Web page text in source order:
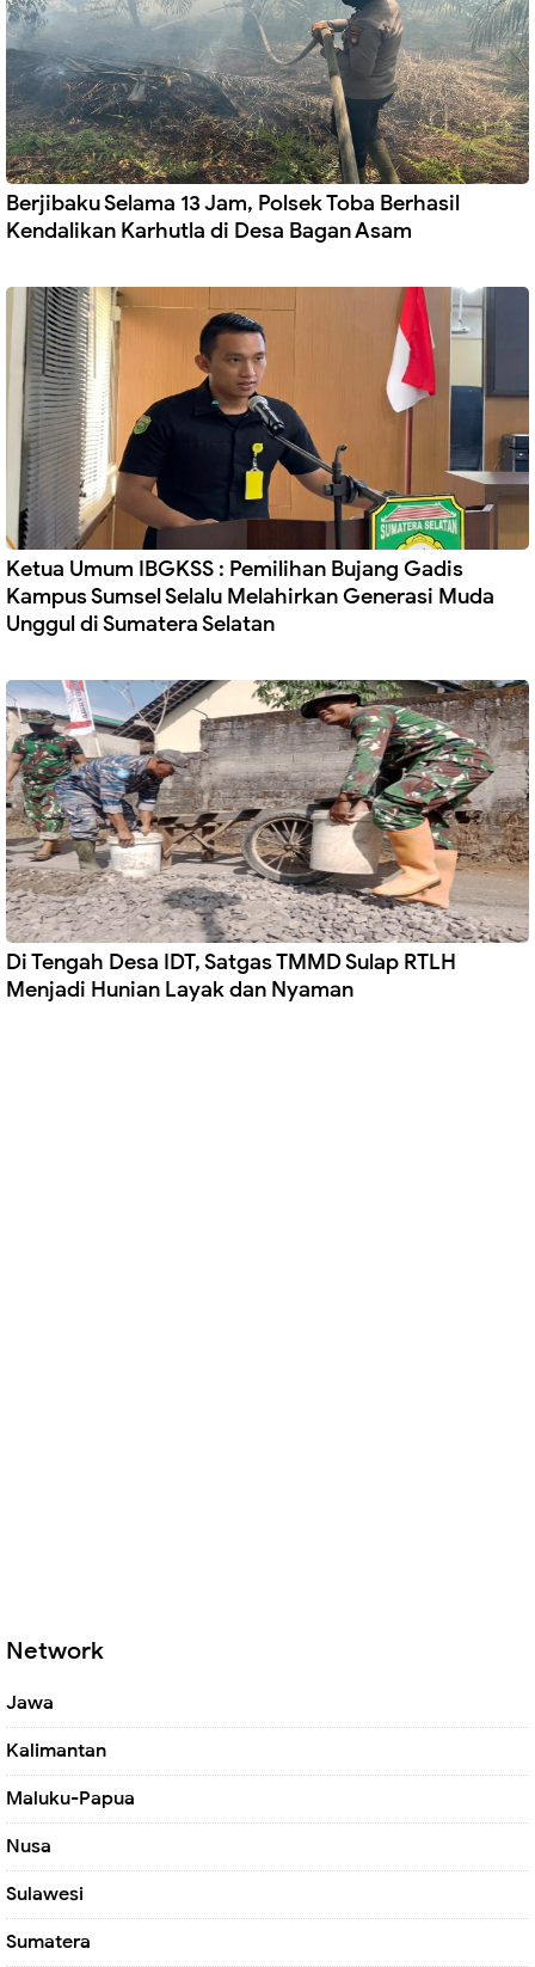
Berjibaku Selama 13 Jam, Polsek Toba Berhasil
Kendalikan Karhutla di Desa Bagan Asam
Ketua Umum IBGKSS : Pemilihan Bujang Gadis
Kampus Sumsel Selalu Melahirkan Generasi Muda
Unggul di Sumatera Selatan
Di Tengah Desa IDT, Satgas TMMD Sulap RTLH
Menjadi Hunian Layak dan Nyaman
Network
Jawa
Kalimantan
Maluku-Papua
Nusa
Sulawesi
Sumatera